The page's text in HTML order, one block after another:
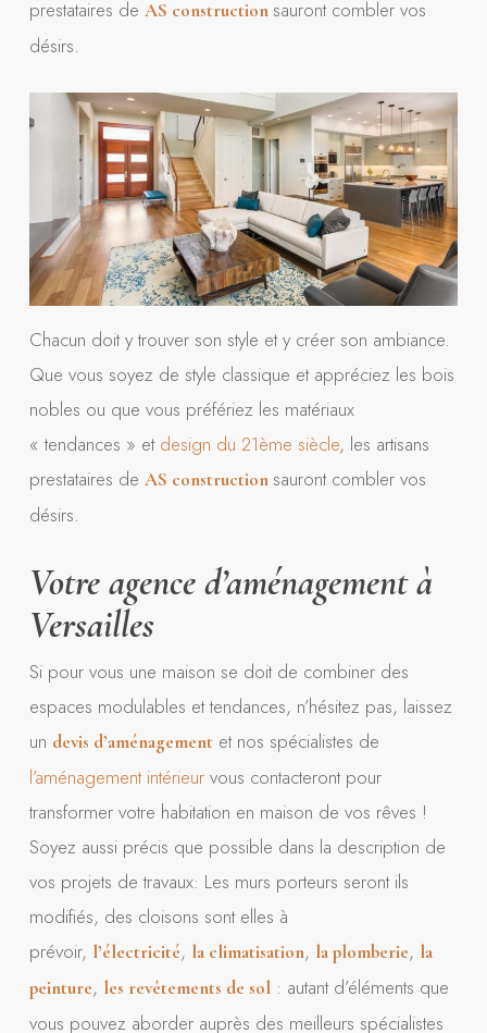
prestataires de AS construction sauront combler vos
désirs.
Chacun doit y trouver son style et y créer son ambiance.
Que vous soyez de style classique et appréciez les bois
nobles ou que vous préfériez les matériaux
« tendances » et design du 21ème siècle, les artisans
prestataires de AS construction sauront combler vos
désirs.
Votre agence d’aménagement à
Versailles
Si pour vous une maison se doit de combiner des
espaces modulables et tendances, n’hésitez pas, laissez
un devis d’aménagementet nos spécialistes de
l’aménagement intérieurvous contacteront pour
transformer votre habitation en maison de vos rêves !
Soyez aussi précis que possible dans la description de
vos projets de travaux: Les murs porteurs seront ils
modifiés, des cloisons sont elles à
prévoir, l’électricité, la climatisation, la plomberie, la
peinture, les revêtements de sol: autant d’éléments que
vous pouvez aborder auprès des meilleurs spécialistes